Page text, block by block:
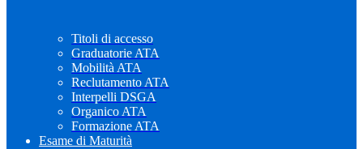
Titoli di accesso
Graduatorie ATA
Mobilità ATA
Reclutamento ATA
Interpelli DSGA
Organico ATA
Formazione ATA
Esame di Maturità